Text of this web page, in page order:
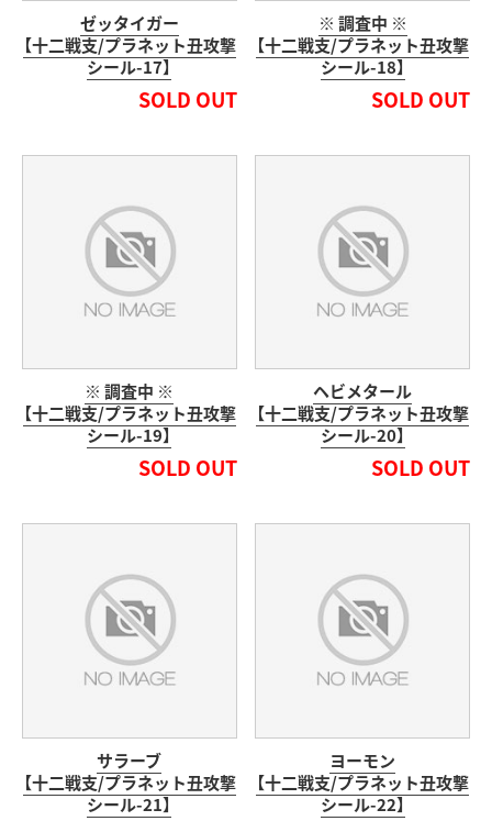
ゼッタイガー
【十二戦支/プラネット丑攻撃
シール-17】
SOLD OUT
※ 調査中 ※
【十二戦支/プラネット丑攻撃
シール-18】
SOLD OUT
※ 調査中 ※
【十二戦支/プラネット丑攻撃
シール-19】
SOLD OUT
ヘビメタール
【十二戦支/プラネット丑攻撃
シール-20】
SOLD OUT
サラーブ
【十二戦支/プラネット丑攻撃
シール-21】
ヨーモン
【十二戦支/プラネット丑攻撃
シール-22】